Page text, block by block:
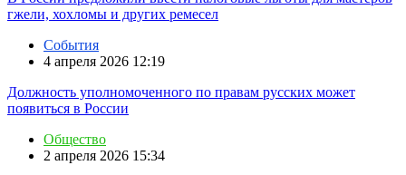
гжели, хохломы и других ремесел
События
4 апреля 2026 12:19
Должность уполномоченного по правам русских может
появиться в России
Общество
2 апреля 2026 15:34